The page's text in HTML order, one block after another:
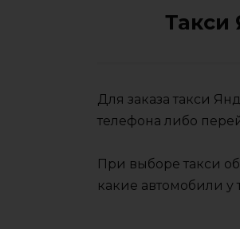
Такси
Для заказа такси
телефона либо
При выборе такси
какие автомобили у